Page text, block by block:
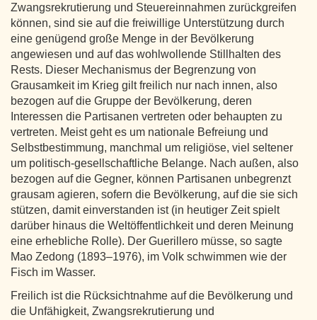
Zwangsrekrutierung und Steuereinnahmen zurückgreifen
können, sind sie auf die freiwillige Unterstützung durch
eine genügend große Menge in der Bevölkerung
angewiesen und auf das wohlwollende Stillhalten des
Rests. Dieser Mechanismus der Begrenzung von
Grausamkeit im Krieg gilt freilich nur nach innen, also
bezogen auf die Gruppe der Bevölkerung, deren
Interessen die Partisanen vertreten oder behaupten zu
vertreten. Meist geht es um nationale Befreiung und
Selbstbestimmung, manchmal um religiöse, viel seltener
um politisch-gesellschaftliche Belange. Nach außen, also
bezogen auf die Gegner, können Partisanen unbegrenzt
grausam agieren, sofern die Bevölkerung, auf die sie sich
stützen, damit einverstanden ist (in heutiger Zeit spielt
darüber hinaus die Weltöffentlichkeit und deren Meinung
eine erhebliche Rolle). Der Guerillero müsse, so sagte
Mao Zedong (1893–1976), im Volk schwimmen wie der
Fisch im Wasser.
Freilich ist die Rücksichtnahme auf die Bevölkerung und
die Unfähigkeit, Zwangsrekrutierung und